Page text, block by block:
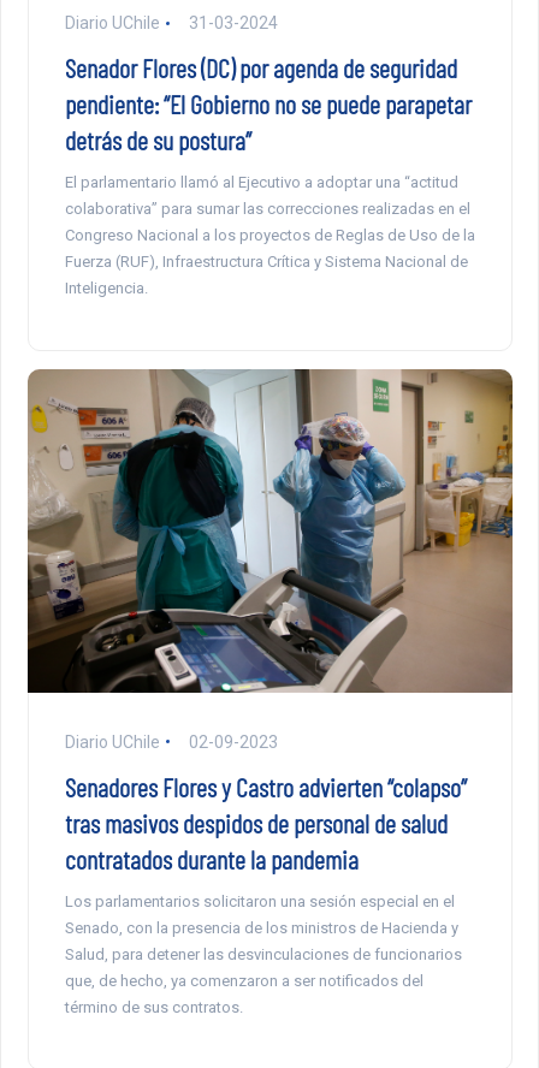
Diario UChile 31-03-2024
Senador Flores (DC) por agenda de seguridad
pendiente: “El Gobierno no se puede parapetar
detrás de su postura”
El parlamentario llamó al Ejecutivo a adoptar una “actitud
colaborativa” para sumar las correcciones realizadas en el
Congreso Nacional a los proyectos de Reglas de Uso de la
Fuerza (RUF), Infraestructura Crítica y Sistema Nacional de
Inteligencia.
Diario UChile 02-09-2023
Senadores Flores y Castro advierten “colapso”
tras masivos despidos de personal de salud
contratados durante la pandemia
Los parlamentarios solicitaron una sesión especial en el
Senado, con la presencia de los ministros de Hacienda y
Salud, para detener las desvinculaciones de funcionarios
que, de hecho, ya comenzaron a ser notificados del
término de sus contratos.